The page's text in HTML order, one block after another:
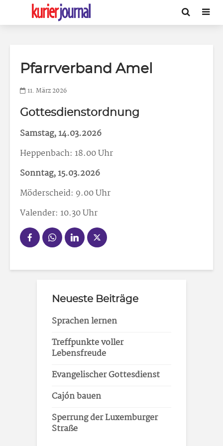
Pfarrverband Amel
11. März 2026
Gottesdienstordnung
Samstag, 14.03.2026
Heppenbach: 18.00 Uhr
Sonntag, 15.03.2026
Möderscheid: 9.00 Uhr
Valender: 10.30 Uhr
Neueste Beiträge
Sprachen lernen
Treffpunkte voller
Lebensfreude
Evangelischer Gottesdienst
Cajón bauen
Sperrung der Luxemburger
Straße